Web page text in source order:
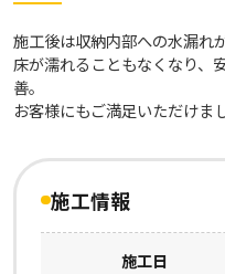
施工後は収納内部への水漏れ
床が濡れることもなくなり、
善。
お客様にもご満足いただけま
施工情報
施工日